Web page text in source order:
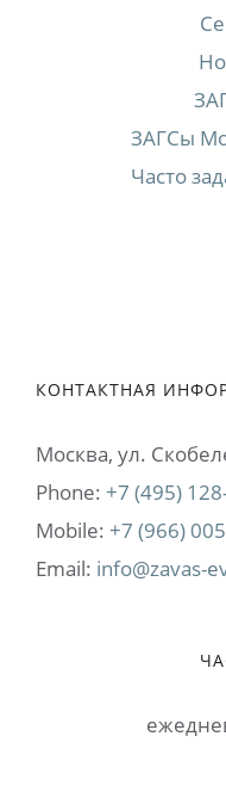
ЗАГСы
Часто
КОНТАКТНАЯ
Москва, ул.
Phone: +7 (495)
Mobile: +7 (966)
Email: info@zavas-